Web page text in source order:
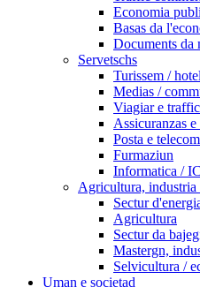
Economia
Basas da
Documents da
Servetschs
Turissem /
Medias /
Viagiar e
Assicuranzas e
Posta e
Furmaziun
Informatica /
Agricultura, industria
Sectur
Agricultura
Sectur da
Mastergn,
Selvicultura /
Uman e societad